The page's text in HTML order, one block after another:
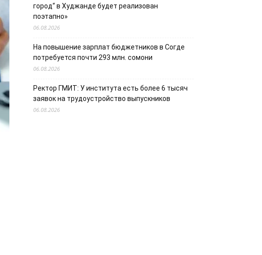
город“ в Худжанде будет реализован
поэтапно»
06.08.2026
На повышение зарплат бюджетников в Согде
потребуется почти 293 млн. сомони
06.08.2026
Ректор ГМИТ: У института есть более 6 тысяч
заявок на трудоустройство выпускников
06.08.2026